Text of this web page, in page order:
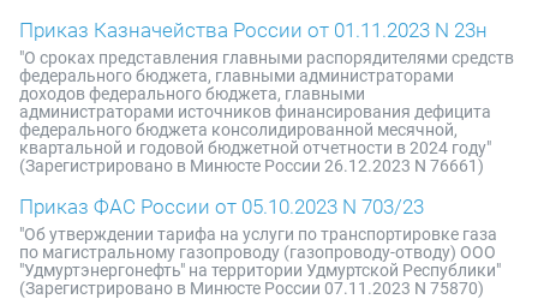
Приказ Казначейства России от 01.11.2023 N 23н
"О сроках представления главными распорядителями средств
федерального бюджета, главными администраторами
доходов федерального бюджета, главными
администраторами источников финансирования дефицита
федерального бюджета консолидированной месячной,
квартальной и годовой бюджетной отчетности в 2024 году"
(Зарегистрировано в Минюсте России 26.12.2023 N 76661)
Приказ ФАС России от 05.10.2023 N 703/23
"Об утверждении тарифа на услуги по транспортировке газа
по магистральному газопроводу (газопроводу-отводу) ООО
"Удмуртэнергонефть" на территории Удмуртской Республики"
(Зарегистрировано в Минюсте России 07.11.2023 N 75870)